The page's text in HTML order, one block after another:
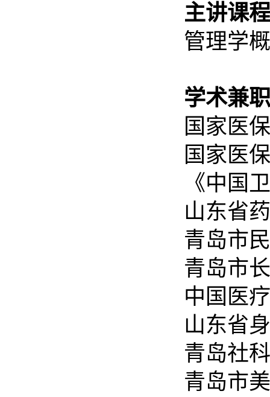
主讲课
管理学
学术兼
国家医
国家医
《中国
山东省
青岛市
青岛市
中国医
山东省
青岛社
青岛市